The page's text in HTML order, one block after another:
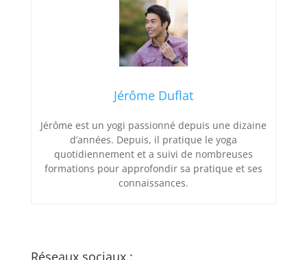
Jérôme Duflat
Jérôme est un yogi passionné depuis une dizaine
d’années. Depuis, il pratique le yoga
quotidiennement et a suivi de nombreuses
formations pour approfondir sa pratique et ses
connaissances.